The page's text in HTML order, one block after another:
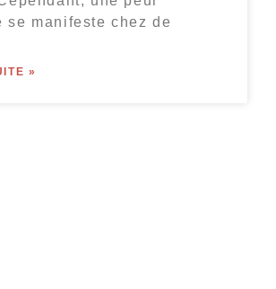
se manifeste chez de
»